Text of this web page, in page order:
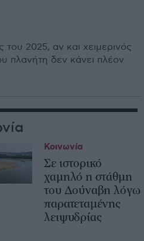
2025, αν και χειμερινός
πλανήτη δεν κάνει πλέον
Σε ιστορικό
χαμηλό η στάθμη
του Δούναβη λόγω
παρατεταμένης
λειψυδρίας
Κοινωνία